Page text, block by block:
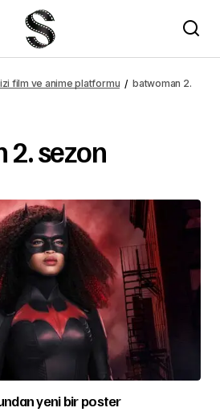
film ve anime platformu
batwoman 2.
sezon
yeni bir poster